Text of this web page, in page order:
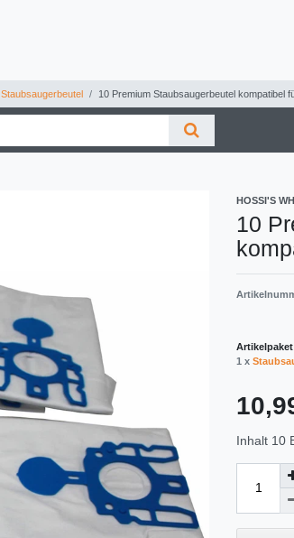
Staubsaugerbeutel 10 Premium Staubsaugerbeutel kompatibel
HOSSI'S
10
1 x
Inhalt 10